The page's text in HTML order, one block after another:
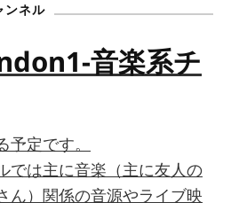
ンネル
音楽系チ
定です。
では主に音楽（主に友人の
ん）関係の音源やライブ映